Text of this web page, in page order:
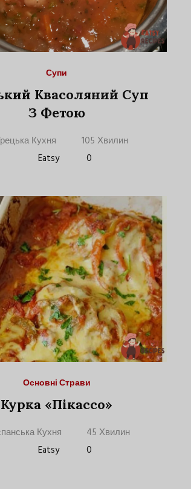
Супи
Квасоляний Суп
З Фетою
Кухня
105 Хвилин
Eatsy
0
Основні Страви
Курка «Пікассо»
Кухня
45 Хвилин
Eatsy
0